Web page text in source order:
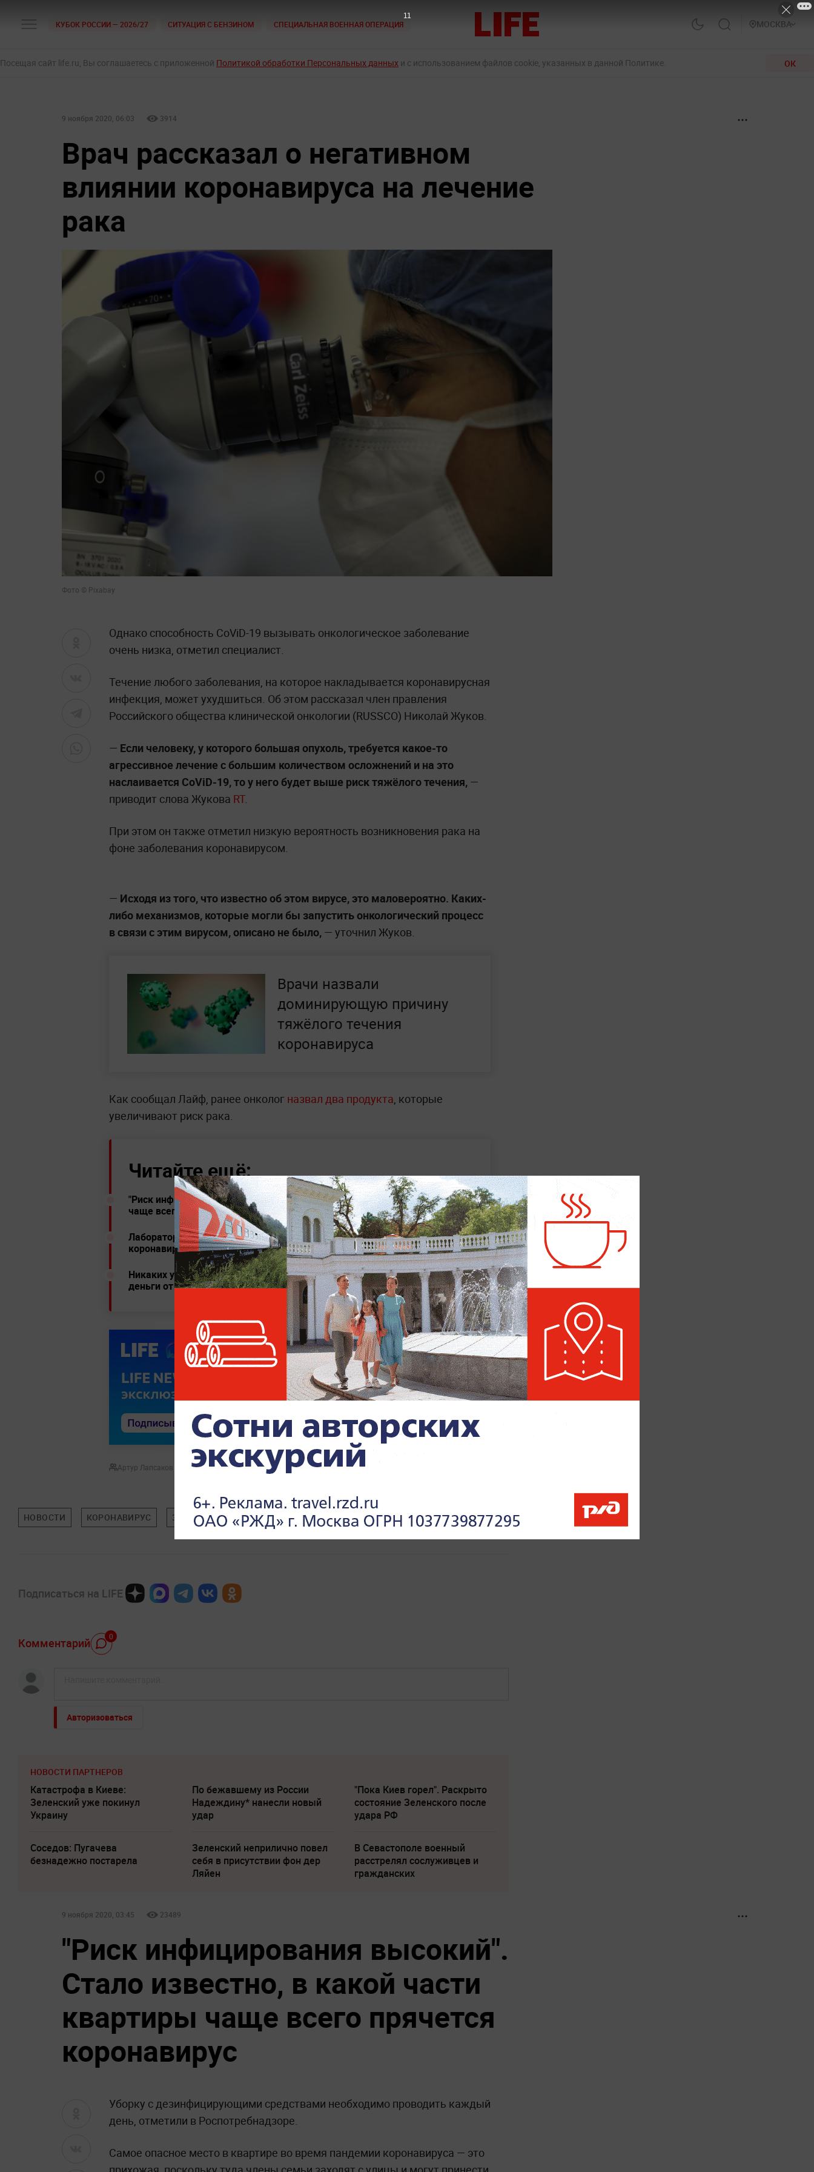
КУБОК РОССИИ — 2026/27 СИТУАЦИЯ С БЕНЗИНОМ СПЕЦИАЛЬНАЯ ВОЕННАЯ ОПЕРАЦИЯ МОСКВА
Посещая сайт life.ru, Вы соглашаетесь с приложенной Политикой обработки Персональных данных и с использованием файлов cookie, указанных в данной Политике. ОК
9 ноября 2020, 06:03 3914
Врач рассказал о негативном
влиянии коронавируса на лечение
рака
Фото © Pixabay
Однако способность CoViD-19 вызывать онкологическое заболевание
очень низка, отметил специалист.
Течение любого заболевания, на которое накладывается коронавирусная
инфекция, может ухудшиться. Об этом рассказал член правления
Российского общества клинической онкологии (RUSSCO) Николай Жуков.
— Если человеку, у которого большая опухоль, требуется какое-то
агрессивное лечение с большим количеством осложнений и на это
наслаивается CoViD-19, то у него будет выше риск тяжёлого течения, —
приводит слова Жукова RT.
При этом он также отметил низкую вероятность возникновения рака на
фоне заболевания коронавирусом.
— Исходя из того, что известно об этом вирусе, это маловероятно. Каких-
либо механизмов, которые могли бы запустить онкологический процесс
в связи с этим вирусом, описано не было, — уточнил Жуков.
Врачи назвали
доминирующую причину
тяжёлого течения
коронавируса
Как сообщал Лайф, ранее онколог назвал два продукта, которые
увеличивают риск рака.
Читайте ещё:
"Риск инфицирования высокий". Стало известно, в какой части квартиры
чаще всего прячется коронавирус
Лаборатории назвали ошибки врачей и пациентов при тестировании на
коронавирус
Никаких утюгов. Россиянам объяснили, как за 10 минут дома очистить
деньги от коронавируса
Артур Лапсаков
НОВОСТИ КОРОНАВИРУС ЗДОРОВЬЕ
Подписаться на LIFE
Комментарий 0
Авторизоваться
НОВОСТИ ПАРТНЕРОВ
Катастрофа в Киеве:
Зеленский уже покинул
Украину
По бежавшему из России
Надеждину* нанесли новый
удар
"Пока Киев горел". Раскрыто
состояние Зеленского после
удара РФ
Соседов: Пугачева
безнадежно постарела
Зеленский неприлично повел
cебя в присутствии фон дер
Ляйен
В Севастополе военный
расстрелял сослуживцев и
гражданских
9 ноября 2020, 03:45 23489
"Риск инфицирования высокий".
Стало известно, в какой части
квартиры чаще всего прячется
коронавирус
Уборку с дезинфицирующими средствами необходимо проводить каждый
день, отметили в Роспотребнадзоре.
Самое опасное место в квартире во время пандемии коронавируса — это
10